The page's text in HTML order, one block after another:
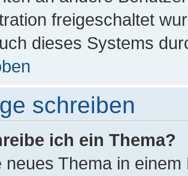
freigeschaltet
dieses Systems
schreiben
ich ein Thema?
neues Thema in